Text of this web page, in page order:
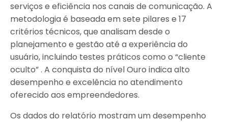
serviços e eficiência nos canais de comunicação. A
metodologia é baseada em sete pilares e 17
critérios técnicos, que analisam desde o
planejamento e gestão até a experiência do
usuário, incluindo testes práticos como o “cliente
oculto” . A conquista do nível Ouro indica alto
desempenho e excelência no atendimento
oferecido aos empreendedores.
Os dados do relatório mostram um desempenho